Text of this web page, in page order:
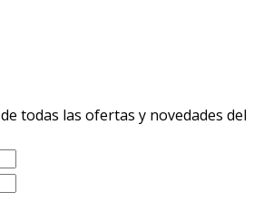
todas las ofertas y novedades del